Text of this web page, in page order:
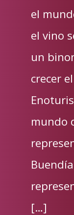
el
el vino
un
crecer
mundo
[…]